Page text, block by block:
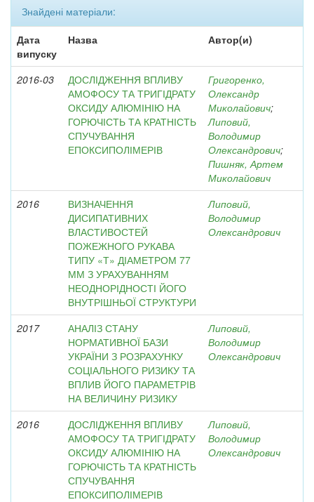
Знайдені матеріали:
Дата
випуску
Назва Автор(и)
2016-03
ДОСЛІДЖЕННЯ ВПЛИВУ
АМОФОСУ ТА ТРИГІДРАТУ
ОКСИДУ АЛЮМІНІЮ НА
ГОРЮЧІСТЬ ТА КРАТНІСТЬ
СПУЧУВАННЯ
ЕПОКСИПОЛІМЕРІВ
Григоренко,
Олександр
Миколайович;
Липовий,
Володимир
Олександрович;
Пишняк, Артем
Миколайович
2016
ВИЗНАЧЕННЯ
ДИСИПАТИВНИХ
ВЛАСТИВОСТЕЙ
ПОЖЕЖНОГО РУКАВА
ТИПУ «Т» ДІАМЕТРОМ 77
ММ З УРАХУВАННЯМ
НЕОДНОРІДНОСТІ ЙОГО
ВНУТРІШНЬОЇ СТРУКТУРИ
Липовий,
Володимир
Олександрович
2017
АНАЛІЗ СТАНУ
НОРМАТИВНОЇ БАЗИ
УКРАЇНИ З РОЗРАХУНКУ
СОЦІАЛЬНОГО РИЗИКУ ТА
ВПЛИВ ЙОГО ПАРАМЕТРІВ
НА ВЕЛИЧИНУ РИЗИКУ
Липовий,
Володимир
Олександрович
2016
ДОСЛІДЖЕННЯ ВПЛИВУ
АМОФОСУ ТА ТРИГІДРАТУ
ОКСИДУ АЛЮМІНІЮ НА
ГОРЮЧІСТЬ ТА КРАТНІСТЬ
СПУЧУВАННЯ
ЕПОКСИПОЛІМЕРІВ
Липовий,
Володимир
Олександрович